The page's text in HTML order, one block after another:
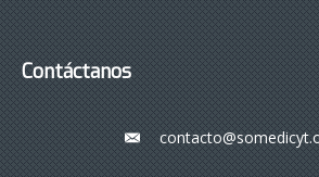
Contáctanos
___